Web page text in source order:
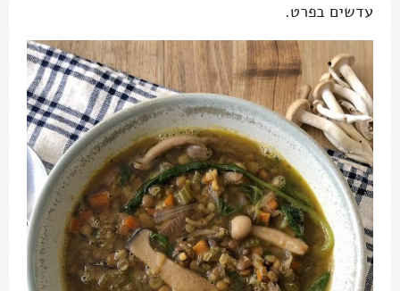
עדשים בפרט.